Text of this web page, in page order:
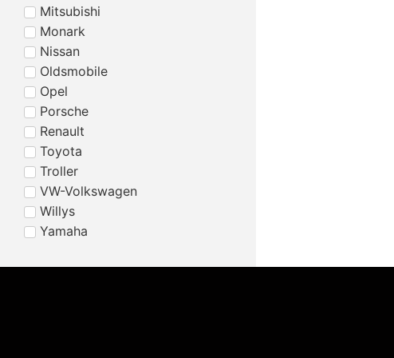
Mitsubishi
Monark
Nissan
Oldsmobile
Opel
Porsche
Renault
Toyota
Troller
VW-Volkswagen
Willys
Yamaha